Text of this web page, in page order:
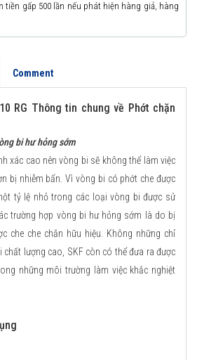
tiền gấp 500 lần nếu phát hiện hàng giả, hàng
Comment
RG Thông tin chung về Phớt chặn
bi hư hỏng sớm
xác cao nên vòng bi sẽ không thể làm việc
bị nhiễm bẩn. Vì vòng bi có phớt che được
tỷ lệ nhỏ trong các loại vòng bi được sử
trường hợp vòng bi hư hỏng sớm là do bị
che che chắn hữu hiệu. Không những chỉ
chất lượng cao, SKF còn có thể đưa ra được
những môi trường làm việc khắc nghiệt